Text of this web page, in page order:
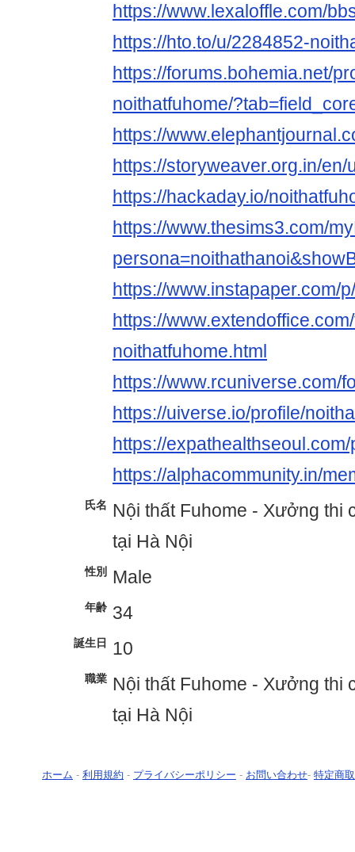
https://www.lexaloffle.com/
https://hto.to/u/2284852-
https://forums.bohemia.net/
noithatfuhome/
https://
https://storyweaver.org.in/
https://hackaday.io/
https://www.thesims3.com/
https://www.instapaper.com/
https://
noithatfuhome.html
https://www.rcuniverse.com/
https://uiverse.io/profile/
https://
https://alphacommunity.in/
氏名
Nội thất Fuhome - Xưởng thi
tại Hà Nội
性別 Male
年齢 34
誕生日 10
職業 Nội thất Fuhome - Xưởng thi
tại Hà Nội
ホーム - 利用規約 - プライバシーポリシー - お問い合わせ- 特定商